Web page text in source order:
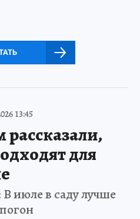
13:45
для
июле в саду лучше